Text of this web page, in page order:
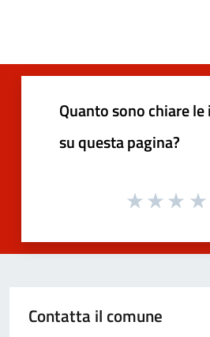
Quanto sono chiare
su questa pagina?
Contatta il comune